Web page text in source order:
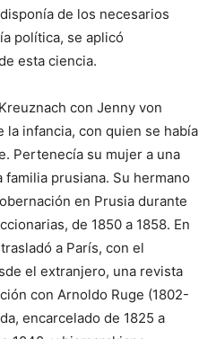
de los necesarios
política, se aplicó
esta ciencia.
con Jenny von
la infancia, con quien se había
Pertenecía su mujer a una
prusiana. Su hermano
en Prusia durante
de 1850 a 1858. En
a París, con el
el extranjero, una revista
con Arnoldo Ruge (1802-
encarcelado de 1825 a